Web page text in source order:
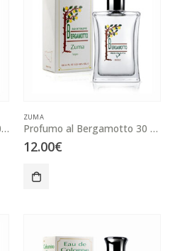
Profumo al Bergamotto 100 ml
ZUMA
Profumo al Bergamotto 30 ml
12.00€